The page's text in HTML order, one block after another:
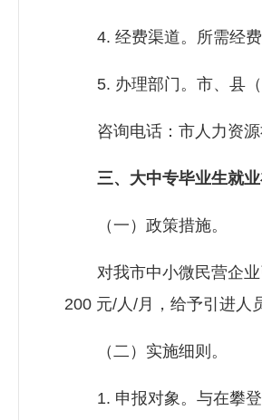
4. 经费渠道。所需经费
5. 办理部门。市、县（
咨询电话：市人力资
三、大中专毕业生就业
（一）政策措施。
对我市中小微民营企业
200 元/人/月，给予引进人
（二）实施细则。
1. 申报对象。与在攀登